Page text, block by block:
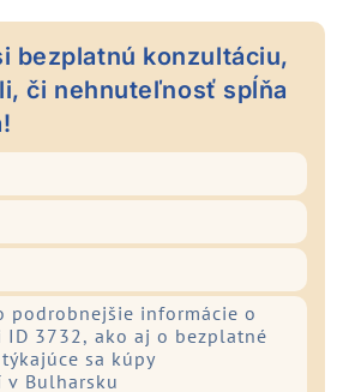
bezplatnú konzultáciu,
či nehnuteľnosť spĺňa